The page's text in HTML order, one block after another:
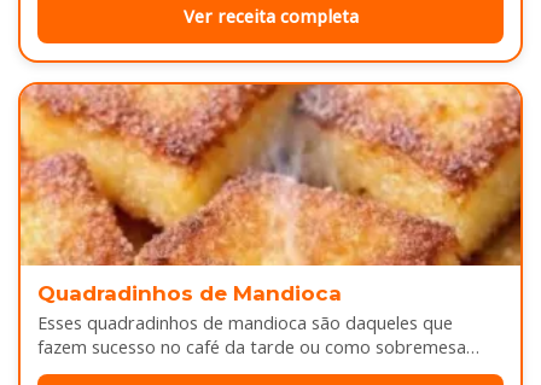
Ver receita completa
Quadradinhos de Mandioca
Esses quadradinhos de mandioca são daqueles que
fazem sucesso no café da tarde ou como sobremesa
depois do almoço. Por…